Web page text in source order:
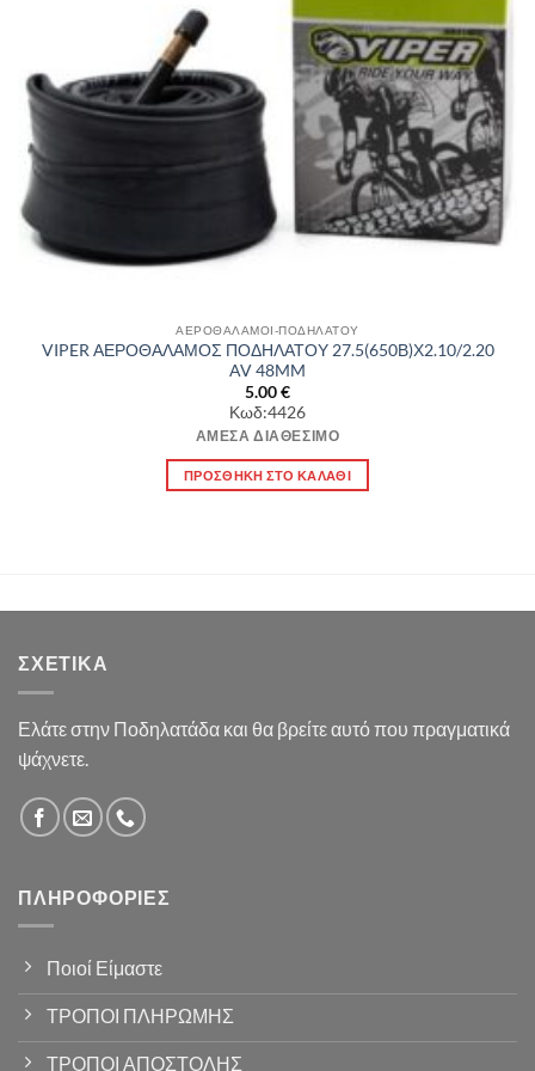
ΑΕΡΟΘΑΛΑΜΟΙ-ΠΟΔΗΛΑΤΟΥ
VIPER ΑΕΡΟΘΑΛΑΜΟΣ ΠΟΔΗΛΑΤΟΥ 27.5(650Β)Χ2.10/2.20
AV 48MM
5.00€
Κωδ:4426
ΆΜΕΣΑ ΔΙΑΘΈΣΙΜΟ
ΠΡΟΣΘΉΚΗ ΣΤΟ ΚΑΛΆΘΙ
ΣΧΕΤΙΚΆ
Ελάτε στην Ποδηλατάδα και θα βρείτε αυτό που πραγματικά
ψάχνετε.
ΠΛΗΡΟΦΟΡΊΕΣ
Ποιοί Είμαστε
ΤΡΟΠΟΙ ΠΛΗΡΩΜΗΣ
ΤΡΟΠΟΙ ΑΠΟΣΤΟΛΗΣ